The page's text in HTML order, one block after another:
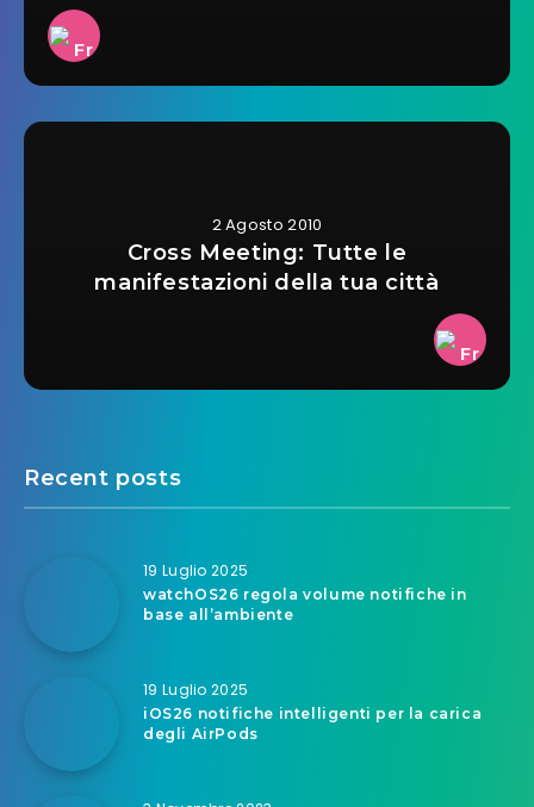
2 Agosto 2010
Cross Meeting: Tutte le
manifestazioni della tua città
Recent posts
19 Luglio 2025
watchOS26 regola volume notifiche in
base all’ambiente
19 Luglio 2025
iOS26 notifiche intelligenti per la carica
degli AirPods